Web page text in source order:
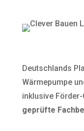
Deutschlands
Wärmepumpe
inklusive Förder-
geprüfte